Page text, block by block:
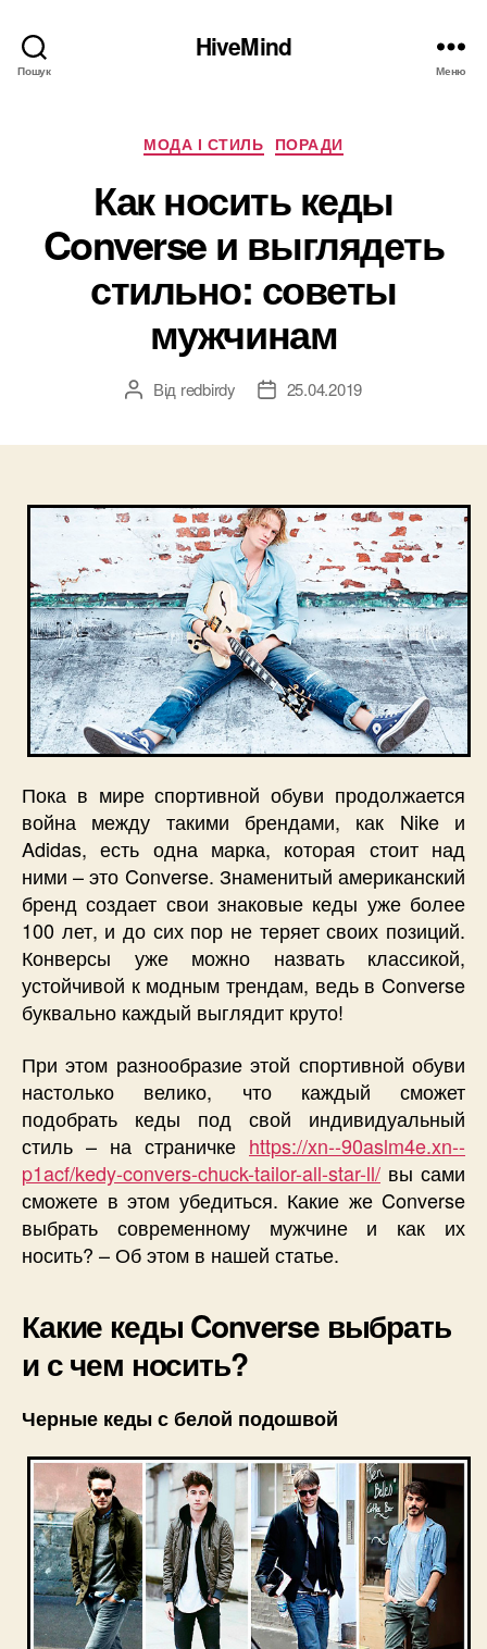
Пошук
HiveMind
Меню
Категорії
МОДА І СТИЛЬ ПОРАДИ
Как носить кеды
Converse и выглядеть
стильно: советы
мужчинам
Автор
Від redbirdy
Дата25.04.2019
Пока в мире спортивной обуви продолжается
война между такими брендами, как Nike и
Adidas, есть одна марка, которая стоит над
ними – это Converse. Знаменитый американский
бренд создает свои знаковые кеды уже более
100 лет, и до сих пор не теряет своих позиций.
Конверсы уже можно назвать классикой,
устойчивой к модным трендам, ведь в Converse
буквально каждый выглядит круто!
При этом разнообразие этой спортивной обуви
настолько велико, что каждый сможет
подобрать кеды под свой индивидуальный
стиль – на страничке https://xn--90aslm4e.xn--
p1acf/kedy-convers-chuck-tailor-all-star-ll/ вы сами
сможете в этом убедиться. Какие же Converse
выбрать современному мужчине и как их
носить? – Об этом в нашей статье.
Какие кеды Converse выбрать
и с чем носить?
Черные кеды с белой подошвой